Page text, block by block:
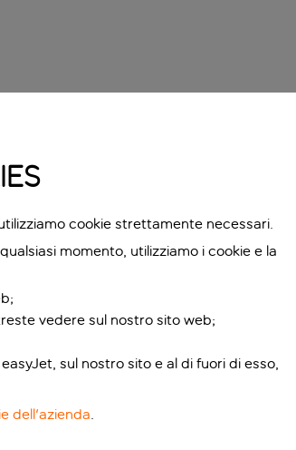
cookie strettamente necessari.
momento, utilizziamo i cookie e la
vedere sul nostro sito web;
sul nostro sito e al di fuori di esso,
dell'azienda.